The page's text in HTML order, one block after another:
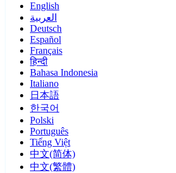
English
العربية
Deutsch
Español
Français
हिन्दी
Bahasa Indonesia
Italiano
日本語
한국어
Polski
Português
Tiếng Việt
中文(简体)
中文(繁體)